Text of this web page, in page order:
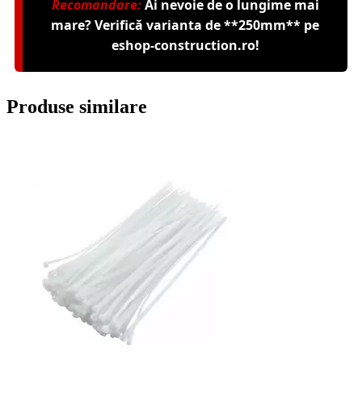
Recomandare:Ai nevoie de o lungime mai
mare? Verifică varianta de **250mm** pe
eshop-construction.ro!
Produse similare